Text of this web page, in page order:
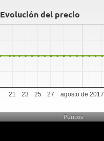
Evolución del precio
agosto de 2017
21 23 25 27
Puntos